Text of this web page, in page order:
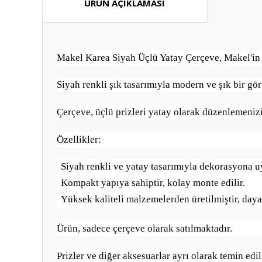
ÜRÜN AÇIKLAMASI
Makel Karea Siyah Üçlü Yatay Çerçeve,
Siyah renkli şık tasarımıyla modern ve şık bir
Çerçeve, üçlü prizleri yatay olarak
Özellikler:
Siyah renkli ve yatay tasarımıyla dekorasyona
Kompakt yapıya sahiptir, kolay monte edilir.
Yüksek kaliteli malzemelerden üretilmiştir,
Ürün, sadece çerçeve olarak satılmaktadır.
Prizler ve diğer aksesuarlar ayrı olarak temin